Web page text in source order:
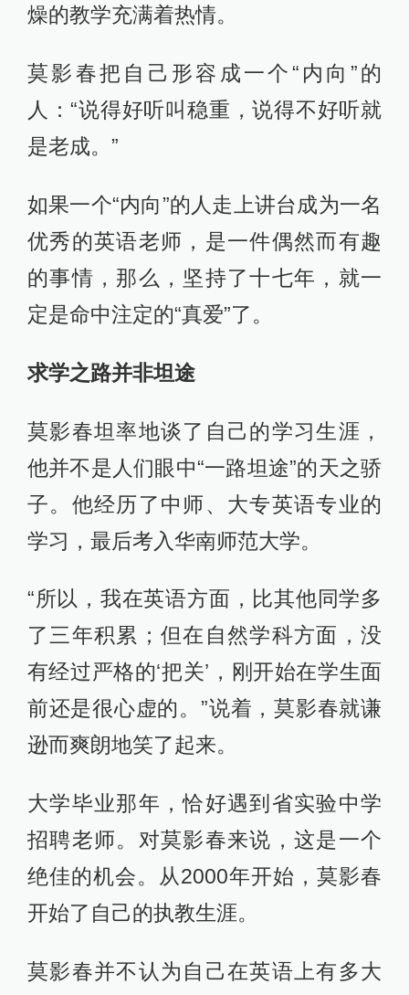
燥的教学充满着热情。
莫影春把自己形容成一个“内向”的
人：“说得好听叫稳重，说得不好听就
是老成。”
如果一个“内向”的人走上讲台成为一名
优秀的英语老师，是一件偶然而有趣
的事情，那么，坚持了十七年，就一
定是命中注定的“真爱”了。
求学之路并非坦途
莫影春坦率地谈了自己的学习生涯，
他并不是人们眼中“一路坦途”的天之骄
子。他经历了中师、大专英语专业的
学习，最后考入华南师范大学。
“所以，我在英语方面，比其他同学多
了三年积累；但在自然学科方面，没
有经过严格的‘把关’，刚开始在学生面
前还是很心虚的。”说着，莫影春就谦
逊而爽朗地笑了起来。
大学毕业那年，恰好遇到省实验中学
招聘老师。对莫影春来说，这是一个
绝佳的机会。从2000年开始，莫影春
开始了自己的执教生涯。
莫影春并不认为自己在英语上有多大